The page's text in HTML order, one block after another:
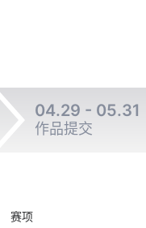
04.29 - 05.31
作品提交
赛项